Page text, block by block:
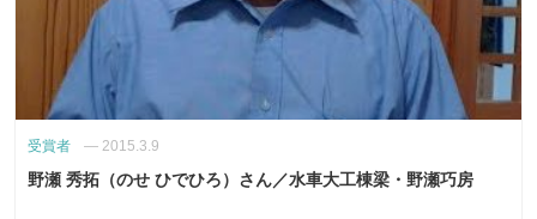
受賞者 — 2015.3.9
野瀬 秀拓（のせ ひでひろ）さん／水車大工棟梁・野瀬巧房